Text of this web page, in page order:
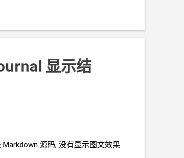
显示结
Markdown 源码, 没有显示图文效果.